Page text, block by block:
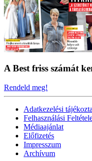
A Best friss számát
Rendeld meg!
Adatkezelési
Felhasználási
Médiaajánlat
Előfizetés
Impresszum
Archívum